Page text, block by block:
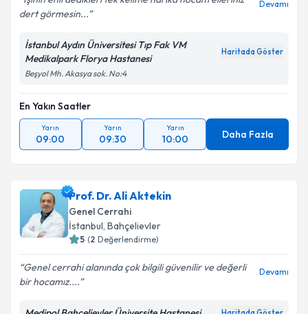
Metni'ni okudum ve kişisel verilerimin belirtilen
kapsamda işlenmesini kabul ediyorum.
Takvim Talebini Gönder
dert görmesin...
Devamı
İstanbul Aydın Üniversitesi Tıp Fak VM
Medikalpark Florya Hastanesi
Haritada Göster
Beşyol Mh. Akasya sok. No:4
En Yakın Saatler
Yarın
09:00
Yarın
09:30
Yarın
10:00 Daha Fazla
Prof. Dr. Ali Aktekin
Genel Cerrahi
İstanbul, Bahçelievler
5 (2 Değerlendirme)
Genel cerrahi alanında çok bilgili güvenilir ve değerli
bir hocamız....
Devamı